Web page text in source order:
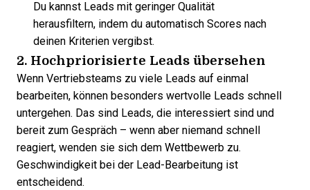
Du kannst Leads mit geringer Qualität
herausfiltern, indem du automatisch Scores nach
deinen Kriterien vergibst.
2. Hochpriorisierte Leads übersehen
Wenn Vertriebsteams zu viele Leads auf einmal
bearbeiten, können besonders wertvolle Leads schnell
untergehen. Das sind Leads, die interessiert sind und
bereit zum Gespräch – wenn aber niemand schnell
reagiert, wenden sie sich dem Wettbewerb zu.
Geschwindigkeit bei der Lead-Bearbeitung ist
entscheidend.